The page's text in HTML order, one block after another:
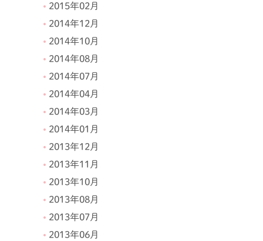
2015年02月
2014年12月
2014年10月
2014年08月
2014年07月
2014年04月
2014年03月
2014年01月
2013年12月
2013年11月
2013年10月
2013年08月
2013年07月
2013年06月